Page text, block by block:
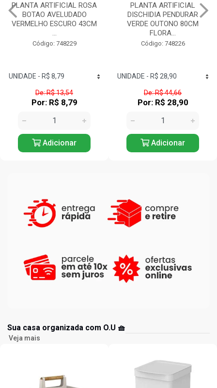
PLANTA ARTIFICIAL
DISCHIDIA PENDURAR
VERDE OUTONO 80CM
FLORA...
Código: 748226
De: R$ 44,66
Por: R$ 28,90
Adicionar
PLANTA ARTIFICIAL
ORQUIDEA PHALAENOPSIS
(BRANCO) 55CM FLORAR...
Código: 748225
De: R$ 21,53
Por: R$ 13,90
Adicionar
Sua casa organizada com O.U 🧺
Veja mais